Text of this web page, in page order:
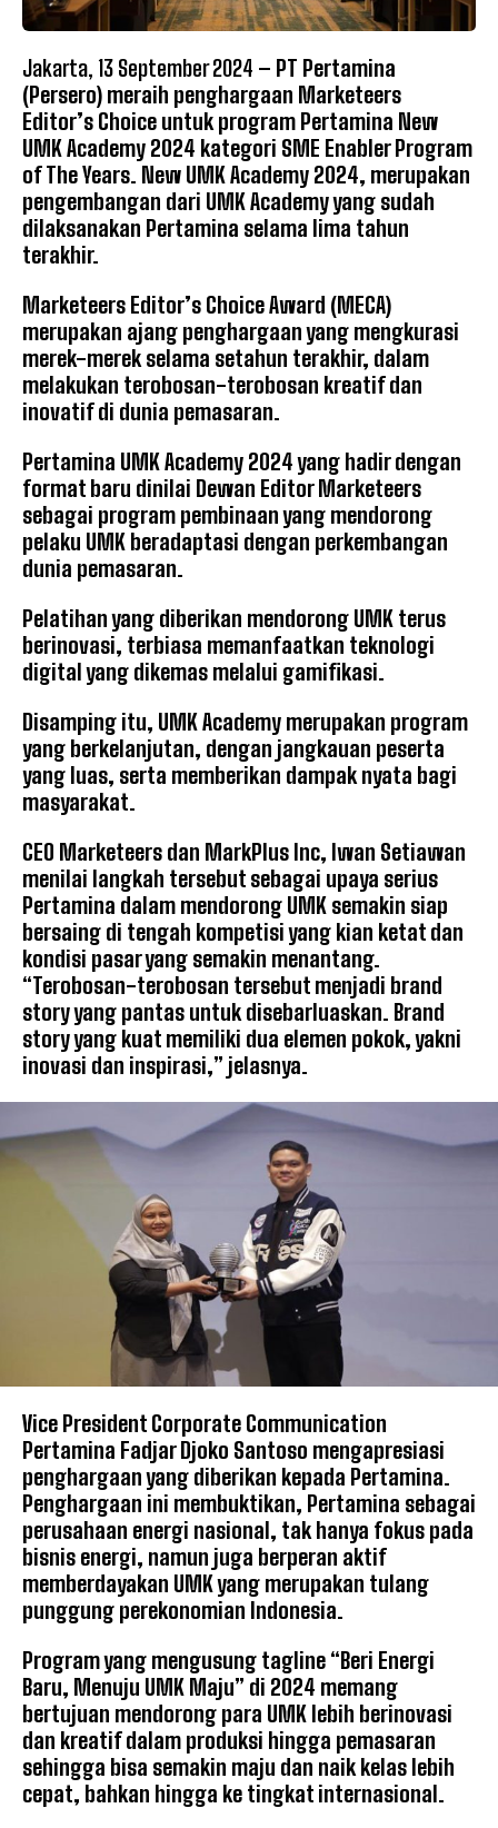
Jakarta, 13 September 2024 – PT Pertamina
(Persero) meraih penghargaan Marketeers
Editor’s Choice untuk program Pertamina New
UMK Academy 2024 kategori SME Enabler Program
of The Years. New UMK Academy 2024, merupakan
pengembangan dari UMK Academy yang sudah
dilaksanakan Pertamina selama lima tahun
terakhir.
Marketeers Editor’s Choice Award (MECA)
merupakan ajang penghargaan yang mengkurasi
merek-merek selama setahun terakhir, dalam
melakukan terobosan-terobosan kreatif dan
inovatif di dunia pemasaran.
Pertamina UMK Academy 2024 yang hadir dengan
format baru dinilai Dewan Editor Marketeers
sebagai program pembinaan yang mendorong
pelaku UMK beradaptasi dengan perkembangan
dunia pemasaran.
Pelatihan yang diberikan mendorong UMK terus
berinovasi, terbiasa memanfaatkan teknologi
digital yang dikemas melalui gamifikasi.
Disamping itu, UMK Academy merupakan program
yang berkelanjutan, dengan jangkauan peserta
yang luas, serta memberikan dampak nyata bagi
masyarakat.
CEO Marketeers dan MarkPlus Inc, Iwan Setiawan
menilai langkah tersebut sebagai upaya serius
Pertamina dalam mendorong UMK semakin siap
bersaing di tengah kompetisi yang kian ketat dan
kondisi pasar yang semakin menantang.
“Terobosan-terobosan tersebut menjadi brand
story yang pantas untuk disebarluaskan. Brand
story yang kuat memiliki dua elemen pokok, yakni
inovasi dan inspirasi,” jelasnya.
Vice President Corporate Communication
Pertamina Fadjar Djoko Santoso mengapresiasi
penghargaan yang diberikan kepada Pertamina.
Penghargaan ini membuktikan, Pertamina sebagai
perusahaan energi nasional, tak hanya fokus pada
bisnis energi, namun juga berperan aktif
memberdayakan UMK yang merupakan tulang
punggung perekonomian Indonesia.
Program yang mengusung tagline “Beri Energi
Baru, Menuju UMK Maju” di 2024 memang
bertujuan mendorong para UMK lebih berinovasi
dan kreatif dalam produksi hingga pemasaran
sehingga bisa semakin maju dan naik kelas lebih
cepat, bahkan hingga ke tingkat internasional.